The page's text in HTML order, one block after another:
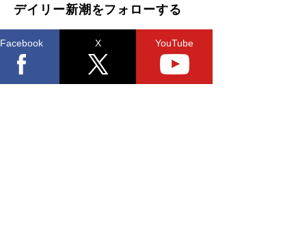
デイリー新潮をフォローする
Facebook X YouTube